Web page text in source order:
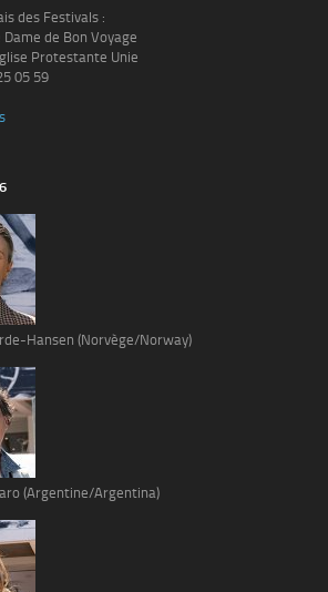
des Festivals :
de Bon Voyage
Protestante Unie
05 59
Hansen (Norvège/Norway)
(Argentine/Argentina)